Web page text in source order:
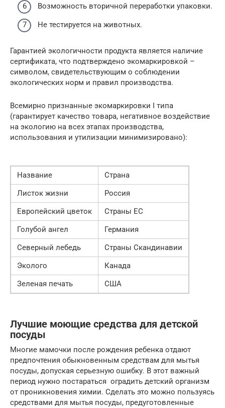
Возможность вторичной переработки упаковки.
Не тестируется на животных.
Гарантией экологичности продукта является наличие
сертификата, что подтверждено экомаркировкой –
символом, свидетельствующим о соблюдении
экологических норм и правил производства.
Всемирно признанные экомаркировки I типа
(гарантирует качество товара, негативное воздействие
на экологию на всех этапах производства,
использования и утилизации минимизировано):
Название
Страна
Листок жизни
Россия
Европейский цветок
Страны ЕС
Голубой ангел
Германия
Северный лебедь
Страны Скандинавии
Эколого
Канада
Зеленая печать
США
Лучшие моющие средства для детской
посуды
Многие мамочки после рождения ребенка отдают
предпочтения обыкновенным средствам для мытья
посуды, допуская серьезную ошибку. В этот важный
период нужно постараться оградить детский организм
от проникновения химии. Сделать это можно пользуясь
средствами для мытья посуды, предуготовленные